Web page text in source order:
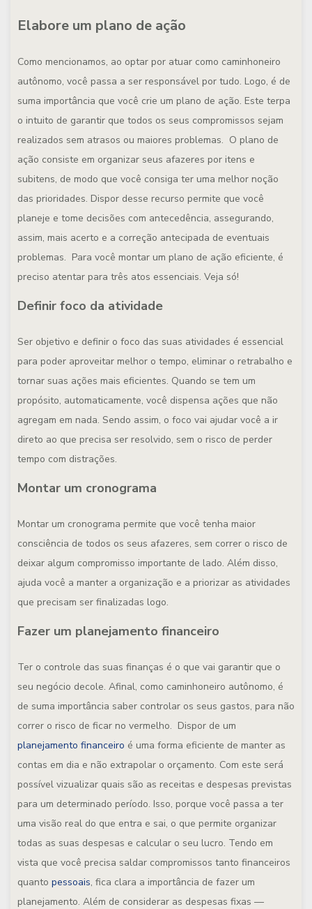
Elabore um plano de ação
Como mencionamos, ao optar por atuar como caminhoneiro
autônomo, você passa a ser responsável por tudo. Logo, é de
suma importância que você crie um plano de ação. Este terpa
o intuito de garantir que todos os seus compromissos sejam
realizados sem atrasos ou maiores problemas. O plano de
ação consiste em organizar seus afazeres por itens e
subitens, de modo que você consiga ter uma melhor noção
das prioridades. Dispor desse recurso permite que você
planeje e tome decisões com antecedência, assegurando,
assim, mais acerto e a correção antecipada de eventuais
problemas. Para você montar um plano de ação eficiente, é
preciso atentar para três atos essenciais. Veja só!
Definir foco da atividade
Ser objetivo e definir o foco das suas atividades é essencial
para poder aproveitar melhor o tempo, eliminar o retrabalho e
tornar suas ações mais eficientes. Quando se tem um
propósito, automaticamente, você dispensa ações que não
agregam em nada. Sendo assim, o foco vai ajudar você a ir
direto ao que precisa ser resolvido, sem o risco de perder
tempo com distrações.
Montar um cronograma
Montar um cronograma permite que você tenha maior
consciência de todos os seus afazeres, sem correr o risco de
deixar algum compromisso importante de lado. Além disso,
ajuda você a manter a organização e a priorizar as atividades
que precisam ser finalizadas logo.
Fazer um planejamento financeiro
Ter o controle das suas finanças é o que vai garantir que o
seu negócio decole. Afinal, como caminhoneiro autônomo, é
de suma importância saber controlar os seus gastos, para não
correr o risco de ficar no vermelho. Dispor de um
planejamento financeiro é uma forma eficiente de manter as
contas em dia e não extrapolar o orçamento. Com este será
possível vizualizar quais são as receitas e despesas previstas
para um determinado período. Isso, porque você passa a ter
uma visão real do que entra e sai, o que permite organizar
todas as suas despesas e calcular o seu lucro. Tendo em
vista que você precisa saldar compromissos tanto financeiros
quanto pessoais, fica clara a importância de fazer um
planejamento. Além de considerar as despesas fixas —